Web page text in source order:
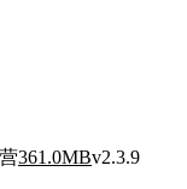
361.0MBv2.3.9